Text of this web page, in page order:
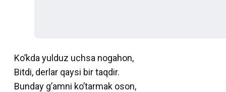
Ko’kda yulduz uchsa nogahon,
Bitdi, derlar qaysi bir taqdir.
Bunday g’amni ko’tarmak oson,